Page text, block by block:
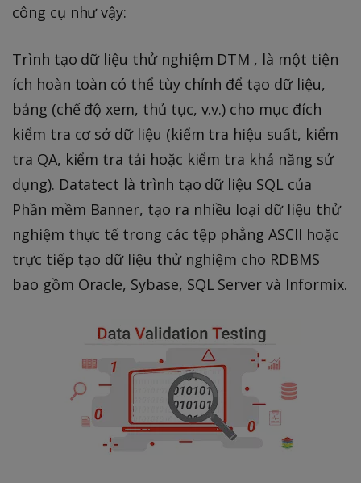
công cụ như vậy:
Trình tạo dữ liệu thử nghiệm DTM , là một tiện
ích hoàn toàn có thể tùy chỉnh để tạo dữ liệu,
bảng (chế độ xem, thủ tục, v.v.) cho mục đích
kiểm tra cơ sở dữ liệu (kiểm tra hiệu suất, kiểm
tra QA, kiểm tra tải hoặc kiểm tra khả năng sử
dụng). Datatect là trình tạo dữ liệu SQL của
Phần mềm Banner, tạo ra nhiều loại dữ liệu thử
nghiệm thực tế trong các tệp phẳng ASCII hoặc
trực tiếp tạo dữ liệu thử nghiệm cho RDBMS
bao gồm Oracle, Sybase, SQL Server và Informix.